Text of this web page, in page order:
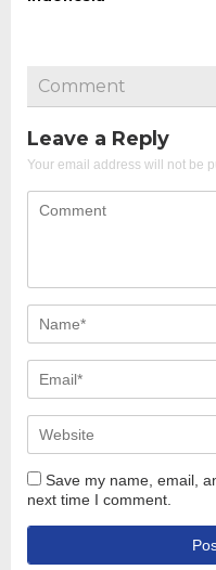
Comment
Leave a Reply
Your email address will not be
Save my name, email,
next time I comment.